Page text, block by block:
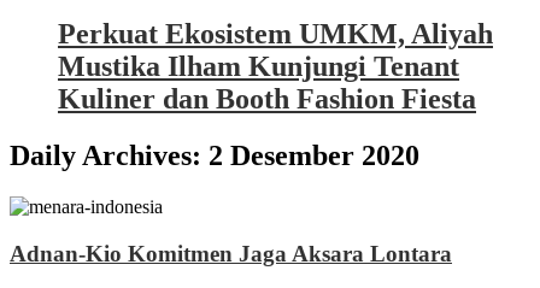
Perkuat Ekosistem UMKM, Aliyah
Mustika Ilham Kunjungi Tenant
Kuliner dan Booth Fashion Fiesta
Daily Archives: 2 Desember 2020
Adnan-Kio Komitmen Jaga Aksara Lontara